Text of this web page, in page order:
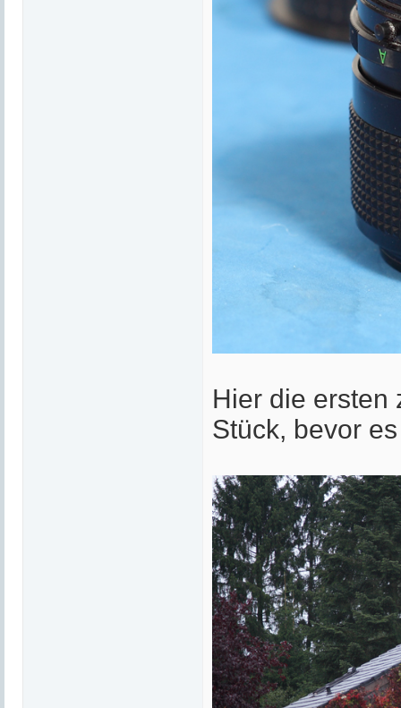
Hier die ersten
Stück, bevor